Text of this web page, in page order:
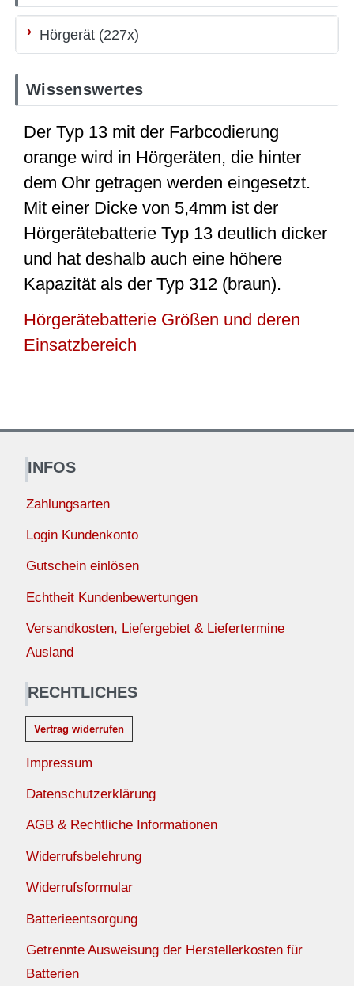
Hörgerät (227x)
Wissenswertes
Der Typ 13 mit der Farbcodierung
orange wird in Hörgeräten, die hinter
dem Ohr getragen werden eingesetzt.
Mit einer Dicke von 5,4mm ist der
Hörgerätebatterie Typ 13 deutlich dicker
und hat deshalb auch eine höhere
Kapazität als der Typ 312 (braun).
Hörgerätebatterie Größen und deren
Einsatzbereich
INFOS
Zahlungsarten
Login Kundenkonto
Gutschein einlösen
Echtheit Kundenbewertungen
Versandkosten, Liefergebiet & Liefertermine
Ausland
RECHTLICHES
Vertrag widerrufen
Impressum
Datenschutzerklärung
AGB & Rechtliche Informationen
Widerrufsbelehrung
Widerrufsformular
Batterieentsorgung
Getrennte Ausweisung der Herstellerkosten für
Batterien